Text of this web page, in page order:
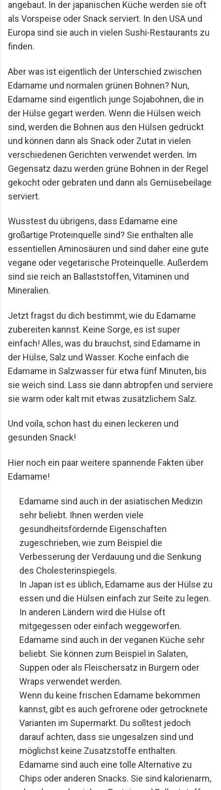
angebaut. In der japanischen Küche werden sie oft
als Vorspeise oder Snack serviert. In den USA und
Europa sind sie auch in vielen Sushi-Restaurants zu
finden.
Aber was ist eigentlich der Unterschied zwischen
Edamame und normalen grünen Bohnen? Nun,
Edamame sind eigentlich junge Sojabohnen, die in
der Hülse gegart werden. Wenn die Hülsen weich
sind, werden die Bohnen aus den Hülsen gedrückt
und können dann als Snack oder Zutat in vielen
verschiedenen Gerichten verwendet werden. Im
Gegensatz dazu werden grüne Bohnen in der Regel
gekocht oder gebraten und dann als Gemüsebeilage
serviert.
Wusstest du übrigens, dass Edamame eine
großartige Proteinquelle sind? Sie enthalten alle
essentiellen Aminosäuren und sind daher eine gute
vegane oder vegetarische Proteinquelle. Außerdem
sind sie reich an Ballaststoffen, Vitaminen und
Mineralien.
Jetzt fragst du dich bestimmt, wie du Edamame
zubereiten kannst. Keine Sorge, es ist super
einfach! Alles, was du brauchst, sind Edamame in
der Hülse, Salz und Wasser. Koche einfach die
Edamame in Salzwasser für etwa fünf Minuten, bis
sie weich sind. Lass sie dann abtropfen und serviere
sie warm oder kalt mit etwas zusätzlichem Salz.
Und voila, schon hast du einen leckeren und
gesunden Snack!
Hier noch ein paar weitere spannende Fakten über
Edamame!
Edamame sind auch in der asiatischen Medizin
sehr beliebt. Ihnen werden viele
gesundheitsfördernde Eigenschaften
zugeschrieben, wie zum Beispiel die
Verbesserung der Verdauung und die Senkung
des Cholesterinspiegels.
In Japan ist es üblich, Edamame aus der Hülse zu
essen und die Hülsen einfach zur Seite zu legen.
In anderen Ländern wird die Hülse oft
mitgegessen oder einfach weggeworfen.
Edamame sind auch in der veganen Küche sehr
beliebt. Sie können zum Beispiel in Salaten,
Suppen oder als Fleischersatz in Burgern oder
Wraps verwendet werden.
Wenn du keine frischen Edamame bekommen
kannst, gibt es auch gefrorene oder getrocknete
Varianten im Supermarkt. Du solltest jedoch
darauf achten, dass sie ungesalzen sind und
möglichst keine Zusatzstoffe enthalten.
Edamame sind auch eine tolle Alternative zu
Chips oder anderen Snacks. Sie sind kalorienarm,